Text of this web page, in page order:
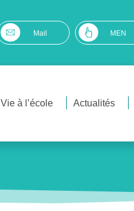
Mail MEN
Vie à l’école Actualités